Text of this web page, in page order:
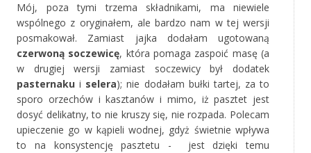
Mój, poza tymi trzema składnikami, ma niewiele
wspólnego z oryginałem, ale bardzo nam w tej wersji
posmakował. Zamiast jajka dodałam ugotowaną
czerwoną soczewicę, która pomaga zaspoić masę (a
w drugiej wersji zamiast soczewicy był dodatek
pasternaku i selera); nie dodałam bułki tartej, za to
sporo orzechów i kasztanów i mimo, iż pasztet jest
dosyć delikatny, to nie kruszy się, nie rozpada. Polecam
upieczenie go w kąpieli wodnej, gdyż świetnie wpływa
to na konsystencję pasztetu - jest dzięki temu